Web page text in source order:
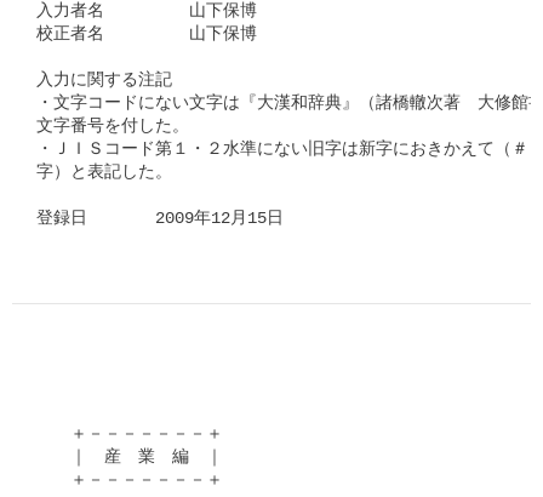
入力者名　　　　　山下保博
校正者名　　　　　山下保博
入力に関する注記
・文字コードにない文字は『大漢和辞典』（諸橋轍次著　大修館
文字番号を付した。
・ＪＩＳコード第１・２水準にない旧字は新字におきかえて（＃
字）と表記した。
登録日　　　　2009年12月15日
＋－－－－－－－＋
｜　産　業　編　｜
＋－－－－－－－＋